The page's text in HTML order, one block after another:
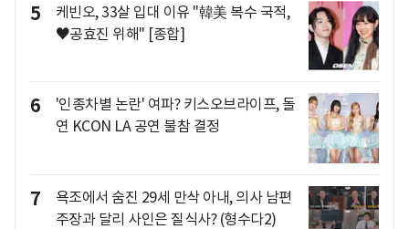
5
케빈오, 33살 입대 이유 "韓美 복수 국적,
♥공효진 위해" [종합]
6
'인종차별 논란' 여파? 키스오브라이프, 돌
연 KCON LA 공연 불참 결정
7
욕조에서 숨진 29세 만삭 아내, 의사 남편
주장과 달리 사인은 질식사? (형수다2)